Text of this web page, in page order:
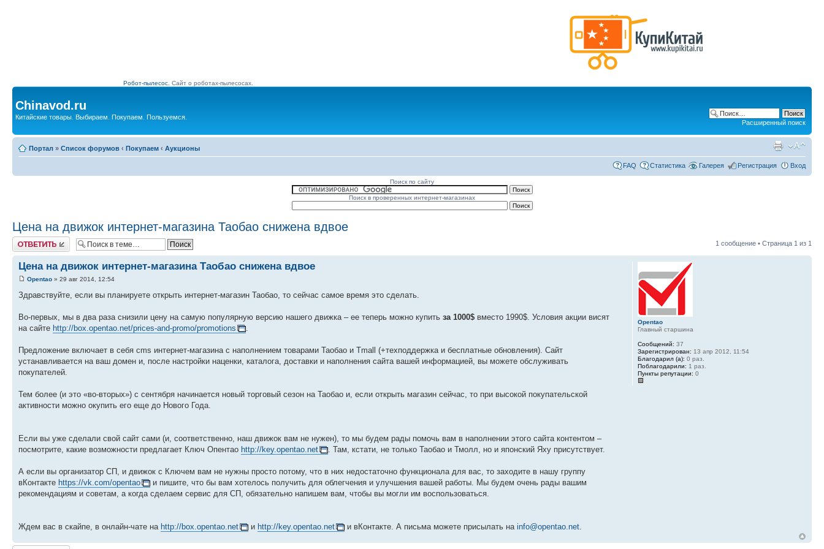
Робот-пылесос. Сайт о роботах-пылесосах.
Chinavod.ru
Китайские товары. Выбираем. Покупаем. Пользуемся.
Расширенный поиск
Портал » Список форумов ‹ Покупаем ‹ Аукционы
FAQ Статистика Галерея Регистрация Вход
Поиск по сайту
Поиск в проверенных интернет-магазинах
Цена на движок интернет-магазина Таобао снижена вдвое
Комментировать 1 сообщение • Страница 1 из 1
Цена на движок интернет-магазина Таобао снижена вдвое
Opentao » 29 авг 2014, 12:54
Здравствуйте, если вы планируете открыть интернет-магазин Таобао, то сейчас самое время это сделать.
Во-первых, мы в два раза снизили цену на самую популярную версию нашего движка – ее теперь можно купить за 1000$ вместо 1990$. Условия акции висят
на сайте http://box.opentao.net/prices-and-promo/promotions
Предложение включает в себя cms интернет-магазина с наполнением товарами Таобао и Tmall (+техподдержка и бесплатные обновления). Сайт
устанавливается на ваш домен и, после настройки наценки, каталога, доставки и наполнения сайта вашей информацией, вы можете обслуживать
покупателей.
Тем более (и это «во-вторых») с сентября начинается новый торговый сезон на Таобао и, если открыть магазин сейчас, то при высокой покупательской
активности можно окупить его еще до Нового Года.
Если вы уже сделали свой сайт сами (и, соответственно, наш движок вам не нужен), то мы будем рады помочь вам в наполнении этого сайта контентом –
посмотрите, какие возможности предлагает Ключ Опентао http://key.opentao.net . Там, кстати, не только Таобао и Тмолл, но и японский Яху присутствует.
А если вы организатор СП, и движок с Ключем вам не нужны просто потому, что в них недостаточно функционала для вас, то заходите в нашу группу
вКонтакте https://vk.com/opentao
и пишите, что бы вам хотелось получить для облегчения и улучшения вашей работы. Мы будем очень рады вашим
рекомендациям и советам, а когда сделаем сервис для СП, обязательно напишем вам, чтобы вы могли им воспользоваться.
Ждем вас в скайпе, в онлайн-чате на http://box.opentao.net и http://key.opentao.net и вКонтакте. А письма можете присылать на info@opentao.net
Opentao
Главный старшина
Сообщений: 37
Зарегистрирован: 13 апр 2012, 11:54
Благодарил (а): 0 раз.
Поблагодарили: 1 раз.
Пункты репутации: 0